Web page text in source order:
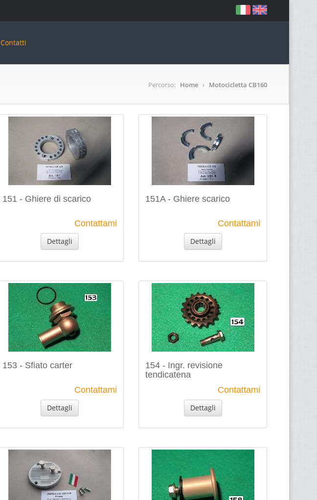
Contatti
Percorso: Home Motocicletta CB160
151 - Ghiere di scarico
Contattami
Dettagli
151A - Ghiere scarico
Contattami
Dettagli
153 - Sfiato carter
Contattami
Dettagli
154 - Ingr. revisione
tendicatena
Contattami
Dettagli